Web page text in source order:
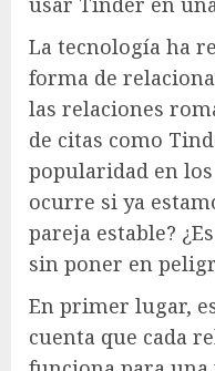
La tecnología ha
forma de
las relaciones
de citas como
popularidad en
ocurre si ya
pareja estable?
sin poner en
En primer lugar,
cuenta que cada